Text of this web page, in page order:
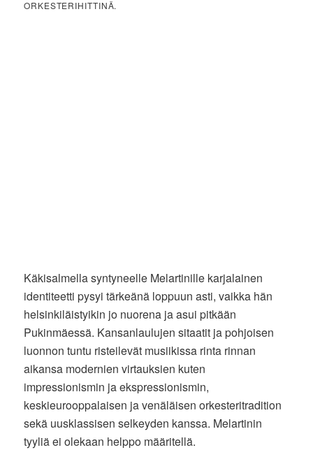
ORKESTERIHITTINÄ.
Käkisalmella syntyneelle Melartinille karjalainen
identiteetti pysyi tärkeänä loppuun asti, vaikka hän
helsinkiläistyikin jo nuorena ja asui pitkään
Pukinmäessä. Kansanlaulujen sitaatit ja pohjoisen
luonnon tuntu risteilevät musiikissa rinta rinnan
aikansa modernien virtauksien kuten
impressionismin ja ekspressionismin,
keskieurooppalaisen ja venäläisen orkesteritradition
sekä uusklassisen selkeyden kanssa. Melartinin
tyyliä ei olekaan helppo määritellä.